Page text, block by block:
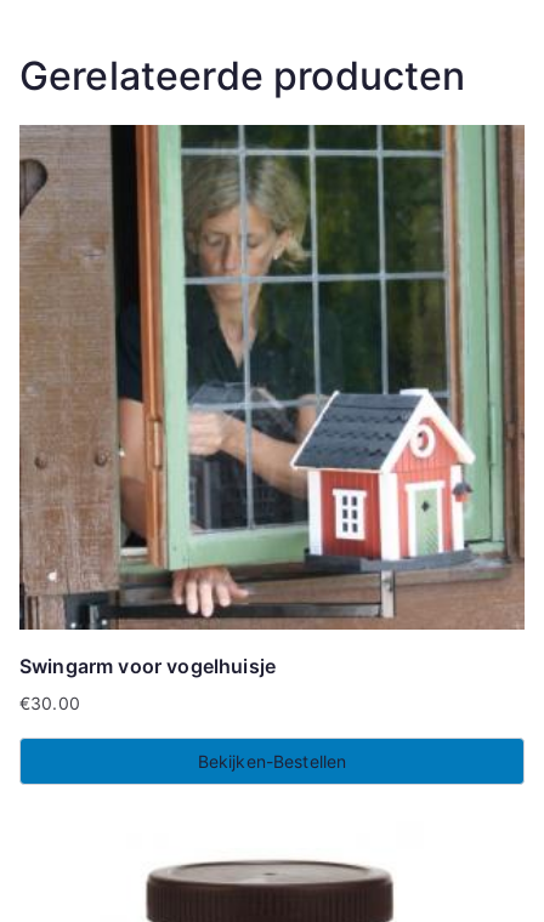
Gerelateerde producten
Swingarm voor vogelhuisje
€30.00
Bekijken-Bestellen